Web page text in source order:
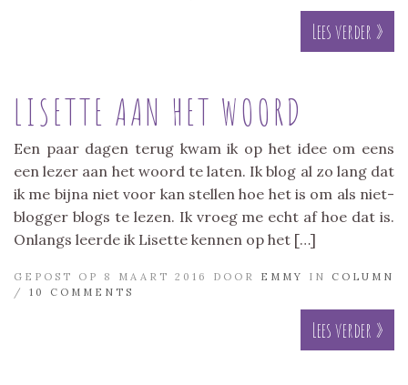
Lees verder »
LISETTE AAN HET WOORD
Een paar dagen terug kwam ik op het idee om eens
een lezer aan het woord te laten. Ik blog al zo lang dat
ik me bijna niet voor kan stellen hoe het is om als niet-
blogger blogs te lezen. Ik vroeg me echt af hoe dat is.
Onlangs leerde ik Lisette kennen op het […]
GEPOST OP 8 MAART 2016 DOOR EMMY IN COLUMN
/ 10 COMMENTS
Lees verder »